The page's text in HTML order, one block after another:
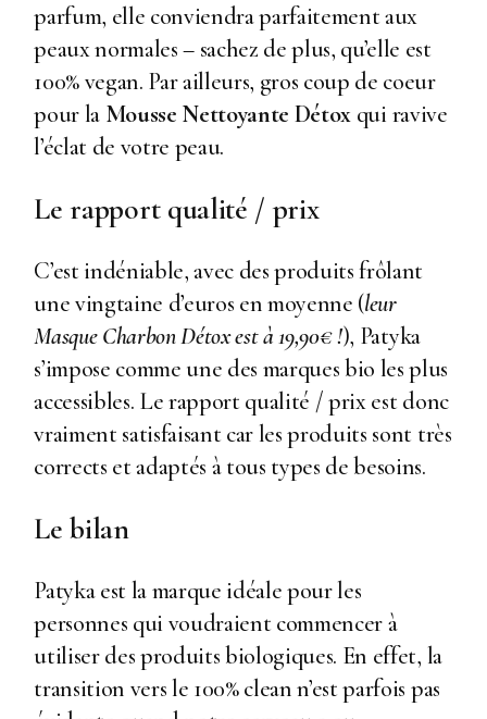
parfum, elle conviendra parfaitement aux
peaux normales – sachez de plus, qu’elle est
100% vegan. Par ailleurs, gros coup de coeur
pour la Mousse Nettoyante Détox qui ravive
l’éclat de votre peau.
Le rapport qualité / prix
C’est indéniable, avec des produits frôlant
une vingtaine d’euros en moyenne (leur
Masque Charbon Détox est à 19,90€ !), Patyka
s’impose comme une des marques bio les plus
accessibles. Le rapport qualité / prix est donc
vraiment satisfaisant car les produits sont très
corrects et adaptés à tous types de besoins.
Le bilan
Patyka est la marque idéale pour les
personnes qui voudraient commencer à
utiliser des produits biologiques. En effet, la
transition vers le 100% clean n’est parfois pas